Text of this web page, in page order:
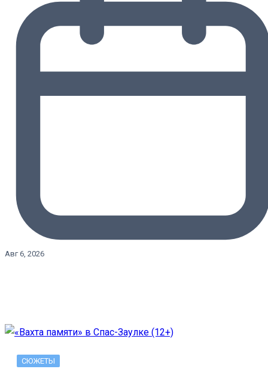
Авг 6, 2026
СЮЖЕТЫ